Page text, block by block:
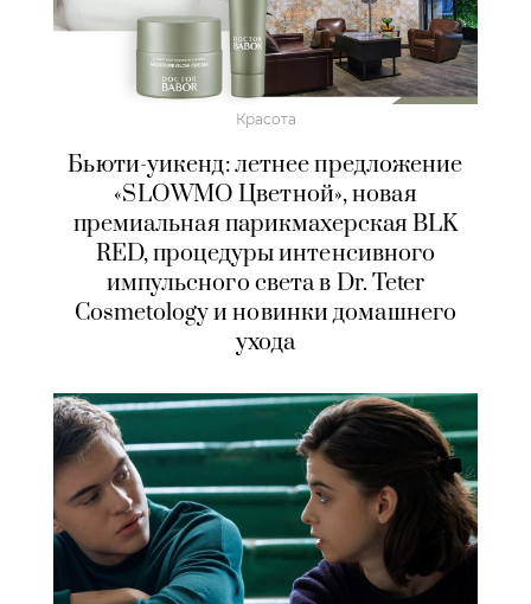
Красота
Бьюти-уикенд: летнее предложение
«SLOWMO Цветной», новая
премиальная парикмахерская BLK
RED, процедуры интенсивного
импульсного света в Dr. Teter
Cosmetology и новинки домашнего
ухода